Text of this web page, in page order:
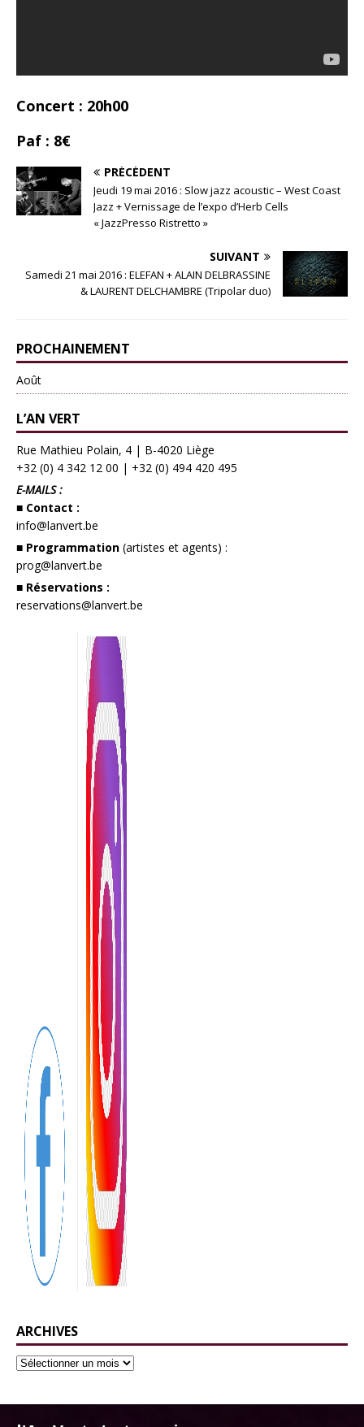
Concert : 20h00
Paf : 8€
PRÉCÉDENT
Jeudi 19 mai 2016 : Slow jazz acoustic – West Coast
Jazz + Vernissage de l’expo d’Herb Cells
« JazzPresso Ristretto »
SUIVANT
Samedi 21 mai 2016 : ELEFAN + ALAIN DELBRASSINE
& LAURENT DELCHAMBRE (Tripolar duo)
PROCHAINEMENT
Août
L’AN VERT
Rue Mathieu Polain, 4 | B-4020 Liège
+32 (0) 4 342 12 00 | +32 (0) 494 420 495
E-MAILS :
■ Contact :
info@lanvert.be
■ Programmation (artistes et agents) :
prog@lanvert.be
■ Réservations :
reservations@lanvert.be
ARCHIVES